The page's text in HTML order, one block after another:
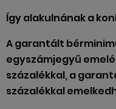
Így alakulnának a
A garantált
egyszámjegyű
százalékkal, a
százalékkal